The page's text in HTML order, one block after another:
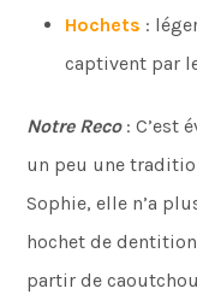
Hochets :
captivent par
Notre Reco : C’est
un peu une
Sophie, elle n’a
hochet de
partir de